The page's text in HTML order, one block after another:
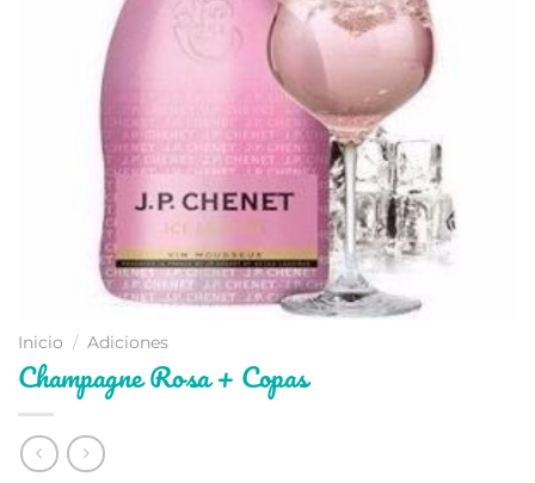
Inicio / Adiciones
Champagne Rosa + Copas